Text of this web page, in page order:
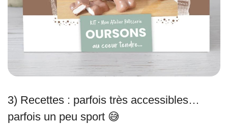
3) Recettes : parfois très accessibles…
parfois un peu sport 😅